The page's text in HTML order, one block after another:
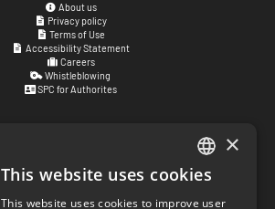
About us
Privacy policy
Terms of Use
Accessibility Statement
Careers
Whistleblowing
SPC for Authorites
Kyrkogatan 17
411 15Göteborg,Sweden ENGLISH
×
This website uses cookies
This website uses cookies to improve user